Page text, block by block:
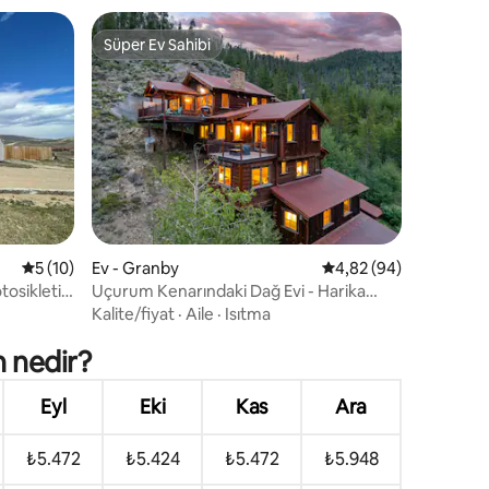
5 üzerinden ortalama 5 puan, 10 değerlendirme
5 (10)
Süper Ev Sahibi
Süper Ev Sahibi
Ev - Granby 5 üzerinden ortalama
4,82 (94)
Uçurum Kenarındaki Dağ Evi - Harika
Manzaralar - Jakuzi - Ranzalar
Kalite/fiyat · Aile · Isıtma
nedir?
Eyl Eki Kas Ara
₺5.472 ₺5.424 ₺5.472 ₺5.948